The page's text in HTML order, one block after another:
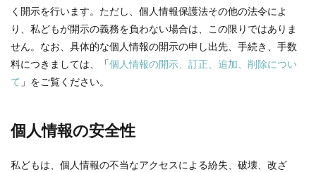
く開示を行います。ただし、個人情報保護法その他の法令によ
り、私どもが開示の義務を負わない場合は、この限りではありま
せん。なお、具体的な個人情報の開示の申し出先、手続き、手数
料につきましては、「個人情報の開示、訂正、追加、削除につい
て 」をご覧ください。
個人情報の安全性
私どもは、個人情報の不当なアクセスによる紛失、破壊、改ざ